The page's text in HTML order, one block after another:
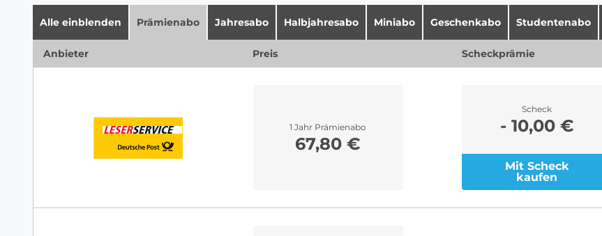
Alle einblenden Prämienabo Jahresabo Halbjahresabo Miniabo Geschenkabo Studentenabo
Anbieter Preis Scheckprämie
1 Jahr Prämienabo
67,80 €
Scheck
- 10,00 €
Mit Scheck
kaufen